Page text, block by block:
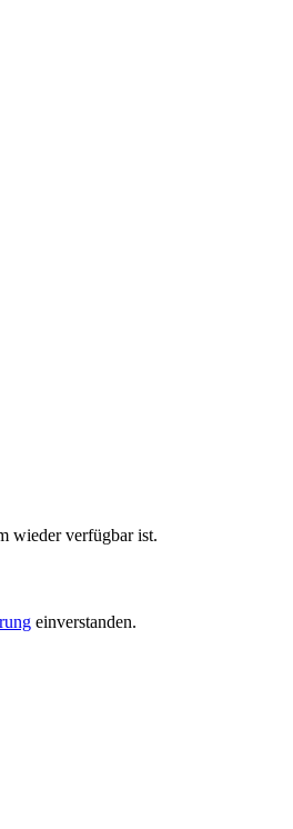
wieder verfügbar ist.
einverstanden.